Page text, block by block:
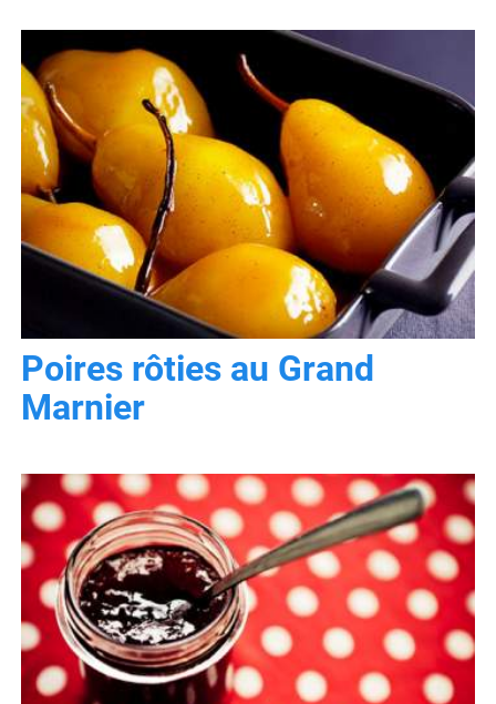
Poires rôties au Grand
Marnier